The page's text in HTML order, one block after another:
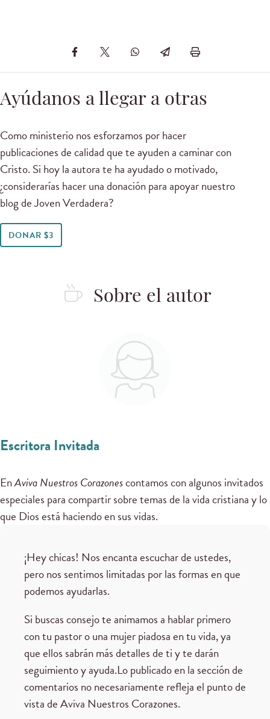
Ayúdanos a llegar a otras
Como ministerio nos esforzamos por hacer
publicaciones de calidad que te ayuden a caminar con
Cristo. Si hoy la autora te ha ayudado o motivado,
¿considerarías hacer una donación para apoyar nuestro
blog de Joven Verdadera?
DONAR $3
Sobre el autor
Escritora Invitada
EnAviva Nuestros Corazonescontamos con algunos invitados
especiales para compartir sobre temas de la vida cristiana y lo
que Dios está haciendo en sus vidas.
¡Hey chicas! Nos encanta escuchar de ustedes,
pero nos sentimos limitadas por las formas en que
podemos ayudarlas.
Si buscas consejo te animamos a hablar primero
con tu pastor o una mujer piadosa en tu vida, ya
que ellos sabrán más detalles de ti y te darán
seguimiento y ayuda.Lo publicado en la sección de
comentarios no necesariamente refleja el punto de
vista de Aviva Nuestros Corazones.